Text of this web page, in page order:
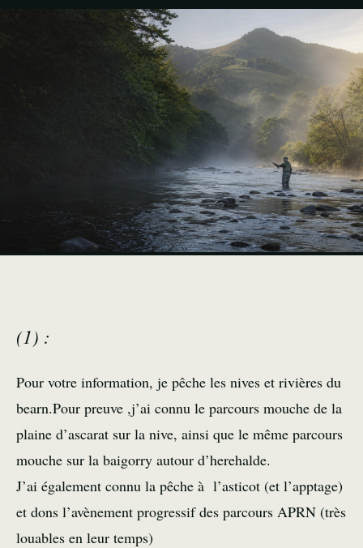
(1) :
Pour votre information, je pêche les nives et rivières du
bearn.Pour preuve ,j’ai connu le parcours mouche de la
plaine d’ascarat sur la nive, ainsi que le même parcours
mouche sur la baigorry autour d’herehalde.
J’ai également connu la pêche à l’asticot (et l’apptage)
et dons l’avènement progressif des parcours APRN (très
louables en leur temps)